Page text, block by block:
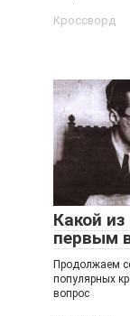
Кроссворд
Какой
первым
Продолжаем
популярных
вопрос